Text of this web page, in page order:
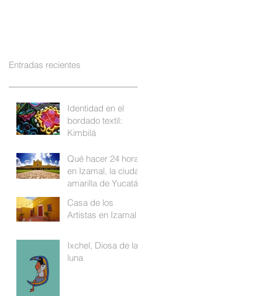
Entradas recientes
Identidad en el
bordado textil:
Kimbilá
Qué hacer 24 horas
en Izamal, la ciudad
amarilla de Yucatán
Casa de los
Artistas en Izamal
Ixchel, Diosa de la
luna